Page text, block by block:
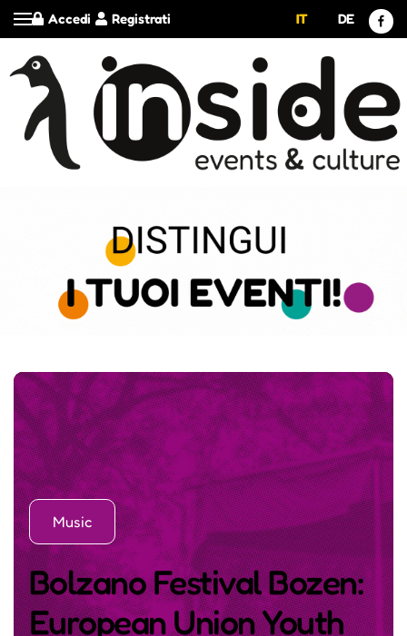
Registrati
Accedi IT DE
Music
Bolzano Festival Bozen:
European Union Youth